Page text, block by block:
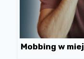
Mobbing w